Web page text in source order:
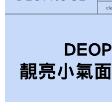
https://aftee.tw/terms/#terms3
４．使用「AFTEE先享後付」時，將
時審查核予不同之上限額度；若仍有
請求用戶進行身份認證。
５．嚴禁一人註冊多個帳號或使用他